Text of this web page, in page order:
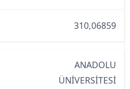
310,06859
ANADOLU
ÜNİVERSİTESİ